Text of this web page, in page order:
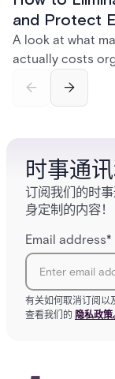
and Protect
A look at what
actually costs
— and how
时事通
订阅我们的时
身定制的内容！
Email address*
有关如何取消订阅以
查看我们的 隐私政策